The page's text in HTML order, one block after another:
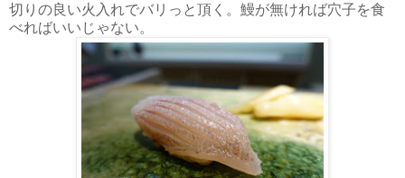
切りの良い火入れでバリっと頂く。鰻が無ければ穴子を食
べればいいじゃない。